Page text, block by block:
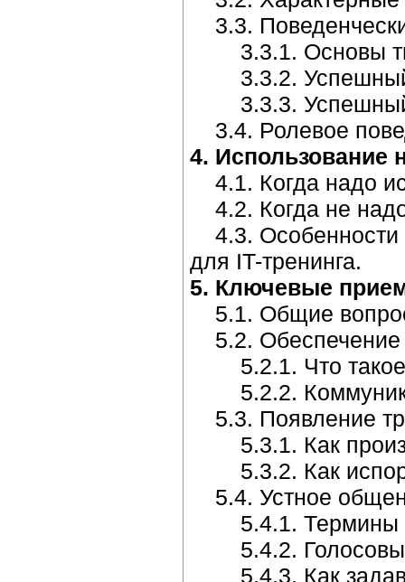
3.3.
3.3.1. Основы
3.3.2. Успешный
3.3.3. Успешный
3.4. Ролевое
4. Использование
4.1. Когда надо
4.2. Когда не
4.3. Особенности
для IT-тренинга.
5. Ключевые
5.1. Общие
5.2. Обеспечение
5.2.1. Что такое -
5.2.2.
5.3. Появление
5.3.1. Как
5.3.2. Как
5.4. Устное
5.4.1. Термины
5.4.2.
5.4.3. Как